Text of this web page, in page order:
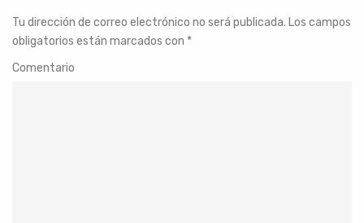
Tu dirección de correo electrónico no será publicada. Los campos
obligatorios están marcados con *
Comentario